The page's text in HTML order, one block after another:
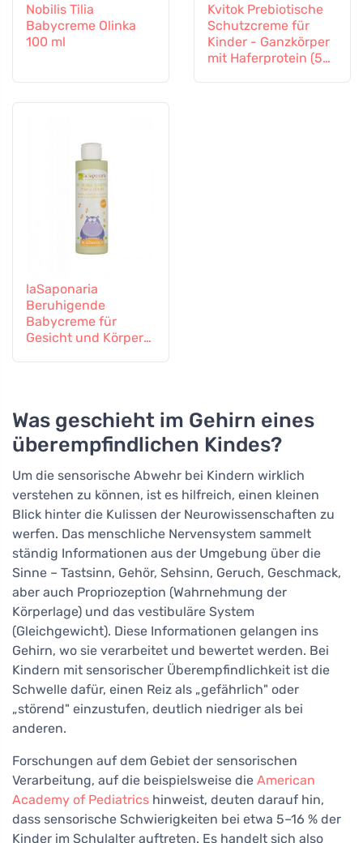
Nobilis Tilia
Babycreme Olinka
100 ml
Kvitok Prebiotische
Schutzcreme für
Kinder - Ganzkörper
mit Haferprotein (50
laSaponaria
Beruhigende
Babycreme für
Gesicht und Körper
Was geschieht im Gehirn eines
überempfindlichen Kindes?
Um die sensorische Abwehr bei Kindern wirklich
verstehen zu können, ist es hilfreich, einen kleinen
Blick hinter die Kulissen der Neurowissenschaften zu
werfen. Das menschliche Nervensystem sammelt
ständig Informationen aus der Umgebung über die
Sinne – Tastsinn, Gehör, Sehsinn, Geruch, Geschmack,
aber auch Propriozeption (Wahrnehmung der
Körperlage) und das vestibuläre System
(Gleichgewicht). Diese Informationen gelangen ins
Gehirn, wo sie verarbeitet und bewertet werden. Bei
Kindern mit sensorischer Überempfindlichkeit ist die
Schwelle dafür, einen Reiz als „gefährlich" oder
„störend" einzustufen, deutlich niedriger als bei
anderen.
Forschungen auf dem Gebiet der sensorischen
Verarbeitung, auf die beispielsweise die American
Academy of Pediatrics hinweist, deuten darauf hin,
dass sensorische Schwierigkeiten bei etwa 5–16 % der
Kinder im Schulalter auftreten. Es handelt sich also